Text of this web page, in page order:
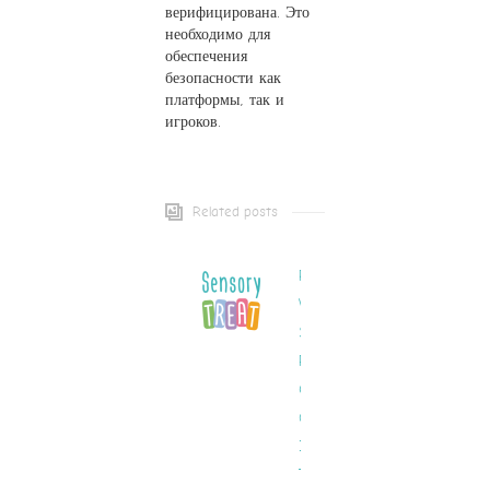
верифицирована. Это
необходимо для
обеспечения
безопасности как
платформы, так и
игроков.
Related posts
Resmi
Web
Sitesinde
Pinco
Gazino
On The
Internet
Türkiye